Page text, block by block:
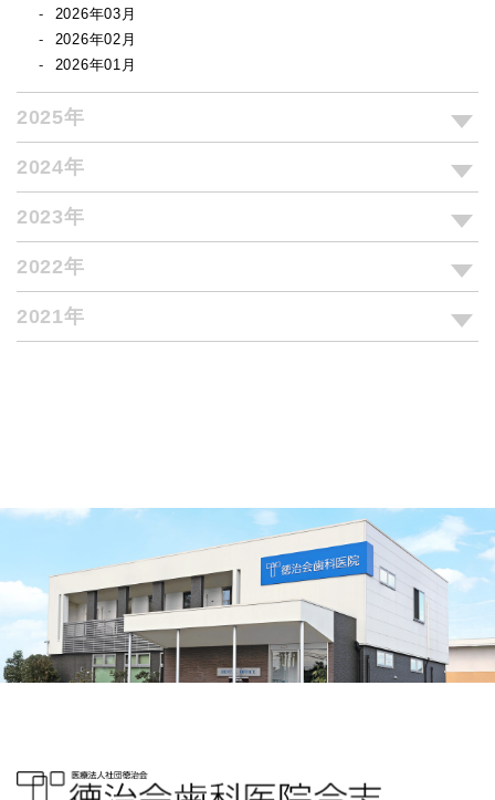
2026年03月
2026年02月
2026年01月
2025年
2024年
2023年
2022年
2021年